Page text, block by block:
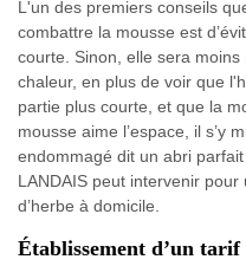
L'un des premiers conseils
combattre la mousse est
courte. Sinon, elle sera
chaleur, en plus de voir que
partie plus courte, et que la
mousse aime l’espace, il s’y
endommagé dit un abri
LANDAIS peut intervenir
d’herbe à domicile.
Établissement d’un tarif